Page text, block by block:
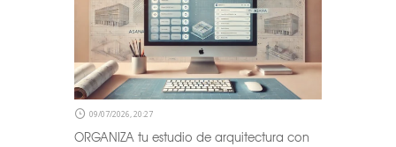
09/07/2026, 20:27
ORGANIZA tu estudio de arquitectura con